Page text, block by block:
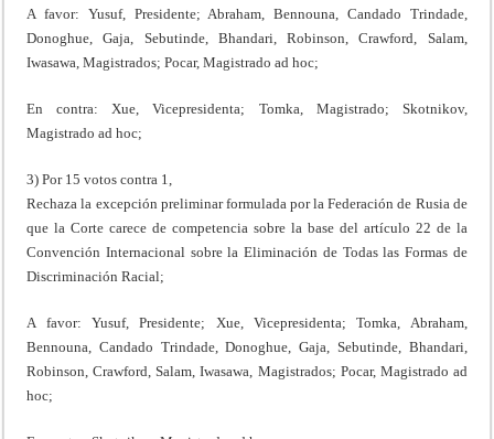
A favor: Yusuf, Presidente; Abraham, Bennouna, Candado Trindade,
Donoghue, Gaja, Sebutinde, Bhandari, Robinson, Crawford, Salam,
Iwasawa, Magistrados; Pocar, Magistrado ad hoc;
En contra: Xue, Vicepresidenta; Tomka, Magistrado; Skotnikov,
Magistrado ad hoc;
3) Por 15 votos contra 1,
Rechaza la excepción preliminar formulada por la Federación de Rusia de
que la Corte carece de competencia sobre la base del artículo 22 de la
Convención Internacional sobre la Eliminación de Todas las Formas de
Discriminación Racial;
A favor: Yusuf, Presidente; Xue, Vicepresidenta; Tomka, Abraham,
Bennouna, Candado Trindade, Donoghue, Gaja, Sebutinde, Bhandari,
Robinson, Crawford, Salam, Iwasawa, Magistrados; Pocar, Magistrado ad
hoc;